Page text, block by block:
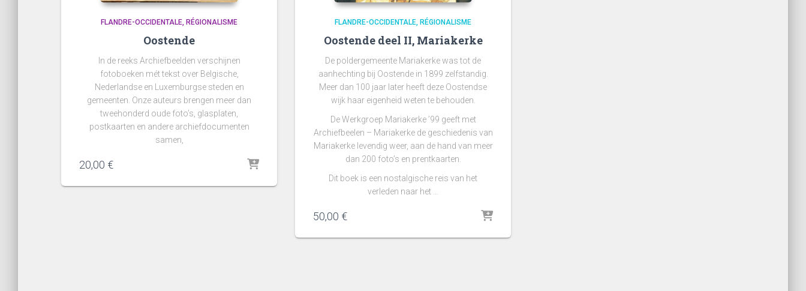
FLANDRE-OCCIDENTALE RÉGIONALISME
Oostende
In de reeks Archiefbeelden verschijnen
fotoboeken mét tekst over Belgische,
Nederlandse en Luxemburgse steden en
gemeenten. Onze auteurs brengen meer dan
tweehonderd oude foto’s, glasplaten,
postkaarten en andere archiefdocumenten
samen,
20,00 €
FLANDRE-OCCIDENTALE RÉGIONALISME
Oostende deel II, Mariakerke
De poldergemeente Mariakerke was tot de
aanhechting bij Oostende in 1899 zelfstandig.
Meer dan 100 jaar later heeft deze Oostendse
wijk haar eigenheid weten te behouden.
De Werkgroep Mariakerke ’99 geeft met
Archiefbeelen – Mariakerke de geschiedenis van
Mariakerke levendig weer, aan de hand van meer
dan 200 foto’s en prentkaarten.
Dit boek is een nostalgische reis van het
verleden naar het …
50,00 €